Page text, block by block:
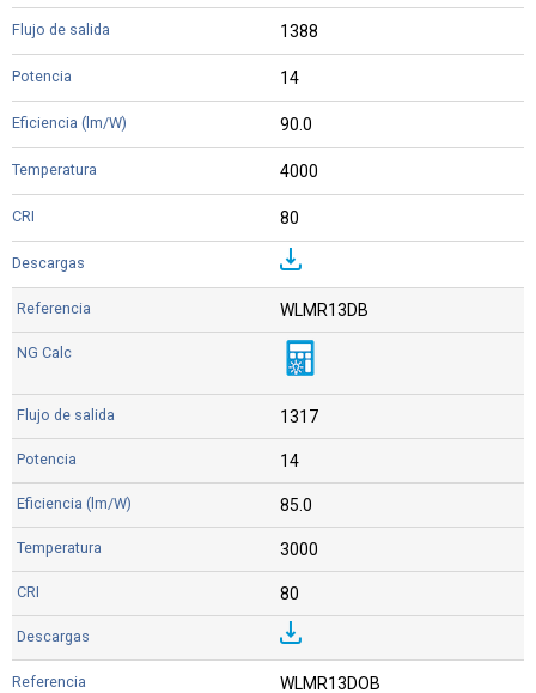
1388
14
90.0
4000
80
WLMR13DB
1317
14
85.0
3000
80
WLMR13DOB